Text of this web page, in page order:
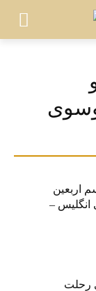
اربعین
انگلیس –
رحلت